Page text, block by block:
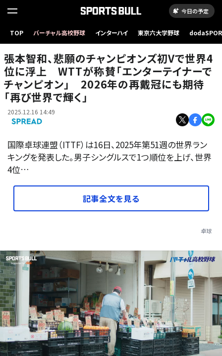
今日の予定
TOP バーチャル高校野球 インターハイ 東京六大学野球
ャンピオン」 2026年の再戴冠にも期待「再び世界で輝く」
張本智和、悲願のチャンピオンズ初Vで世界4
位に浮上 WTTが称賛「エンターテイナーで
チャンピオン」 2026年の再戴冠にも期待
「再び世界で輝く」
2025.12.16 14:49
国際卓球連盟（ITTF）は16日、2025年第51週の世界ラン
キングを発表した。男子シングルスで1つ順位を上げ、世界
4位…
記事全文を見る
卓球